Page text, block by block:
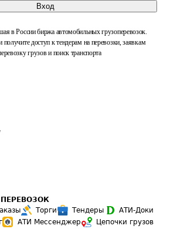
Вход
в России биржа автомобильных грузоперевозок.
получите доступ к тендерам на перевозки, заявкам
грузов и поиск транспорта
Торги Тендеры
АТИ-Доки
АТИ Мессенджер
Цепочки грузов